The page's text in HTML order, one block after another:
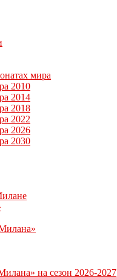
мира
2010
2014
2018
2022
2026
2030
на сезон 2026-2027